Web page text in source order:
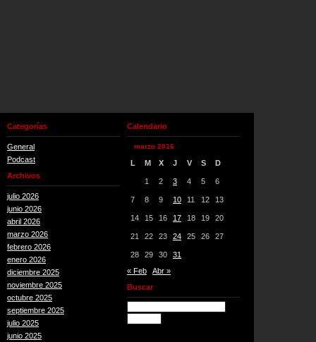
Categorías
General
Podcast
Archivos
julio 2026
junio 2026
abril 2026
marzo 2026
febrero 2026
enero 2026
diciembre 2025
noviembre 2025
octubre 2025
septiembre 2025
julio 2025
junio 2025
Calendario
marzo 2016
L M X J V S D
1 2 3 4 5 6
7 8 9 10 11 12 13
14 15 16 17 18 19 20
21 22 23 24 25 26 27
28 29 30
31
« Feb
Abr »
Buscar